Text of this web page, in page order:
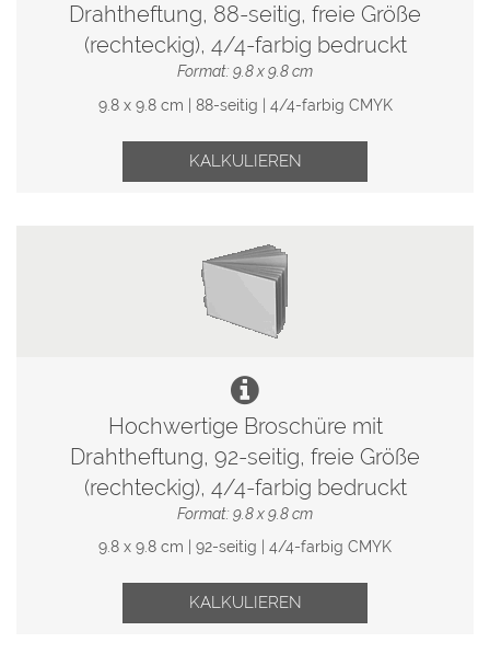
Drahtheftung, 88-seitig, freie Größe
(rechteckig), 4/4-farbig bedruckt
Format: 9.8 x 9.8 cm
9.8 x 9.8 cm | 88-seitig | 4/4-farbig CMYK
KALKULIEREN
Hochwertige Broschüre mit
Drahtheftung, 92-seitig, freie Größe
(rechteckig), 4/4-farbig bedruckt
Format: 9.8 x 9.8 cm
9.8 x 9.8 cm | 92-seitig | 4/4-farbig CMYK
KALKULIEREN